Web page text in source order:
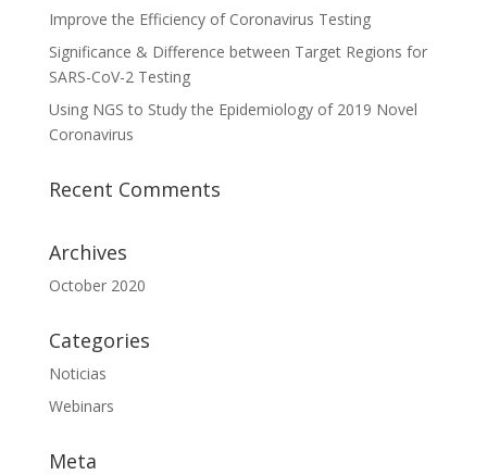
Improve the Efficiency of Coronavirus Testing
Significance & Difference between Target Regions for
SARS-CoV-2 Testing
Using NGS to Study the Epidemiology of 2019 Novel
Coronavirus
Recent Comments
Archives
October 2020
Categories
Noticias
Webinars
Meta